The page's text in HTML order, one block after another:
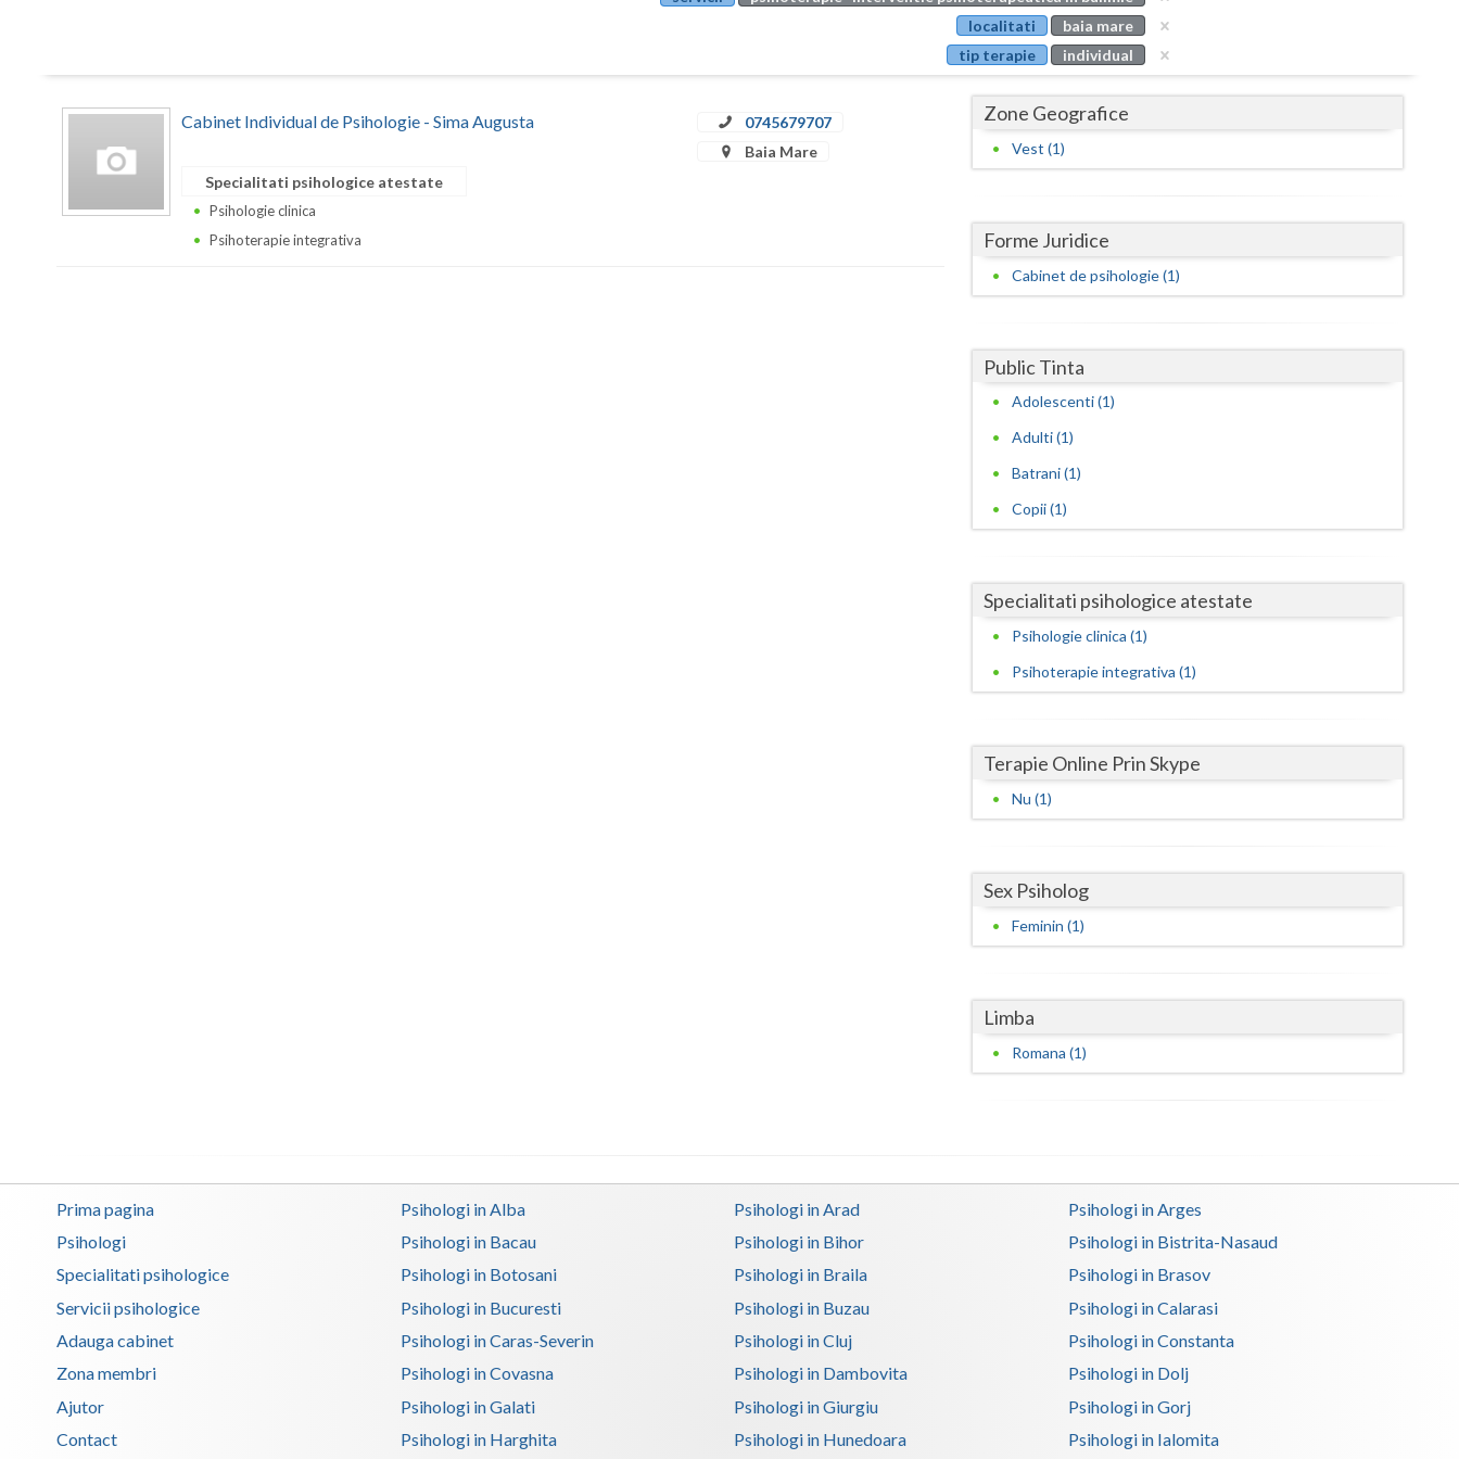
Buzau
Calarasi
Caras-Severin
Dambovita
Hunedoara
Iasi
Ilfov
Mehedinti
Timis
Valcea
Vaslui
localitati
baia mare
tip terapie
individual
Cabinet Individual de Psihologie - Sima Augusta
0745679707
Baia Mare
Specialitati psihologice atestate
Psihologie clinica
Psihoterapie integrativa
Zone Geografice
Vest (1)
Forme Juridice
Cabinet de psihologie (1)
Public Tinta
Adolescenti (1)
Adulti (1)
Batrani (1)
Copii (1)
Specialitati psihologice atestate
Psihologie clinica (1)
Psihoterapie integrativa (1)
Terapie Online Prin Skype
Nu (1)
Sex Psiholog
Feminin (1)
Limba
Romana (1)
Prima pagina
Psihologi
Specialitati psihologice
Servicii psihologice
Adauga cabinet
Zona membri
Ajutor
Contact
Psihologi in Alba Psihologi in Arad
Psihologi in Arges
Psihologi in Bacau
Psihologi in Bihor
Psihologi in Bistrita-Nasaud
Psihologi in Botosani
Psihologi in Braila
Psihologi in Brasov
Psihologi in Bucuresti
Psihologi in Buzau
Psihologi in Calarasi
Psihologi in Caras-Severin
Psihologi in Cluj
Psihologi in Constanta
Psihologi in Covasna
Psihologi in Dambovita
Psihologi in Dolj
Psihologi in Galati
Psihologi in Giurgiu
Psihologi in Gorj
Psihologi in Harghita
Psihologi in Hunedoara Psihologi in Ialomita